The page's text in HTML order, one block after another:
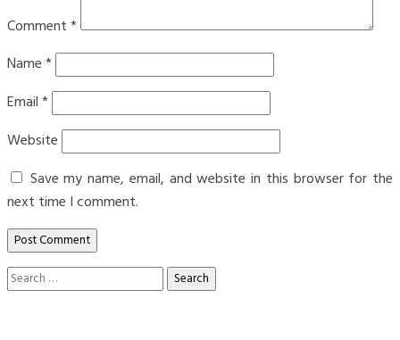
Comment*
Name*
Email*
Website
Save my name, email, and website in this browser for the
next time I comment.
Search